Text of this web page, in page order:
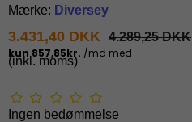
Mærke: Diversey
3.431,40 DKK
4.289,25 DKK
(inkl. moms)
Ingen bedømmelse